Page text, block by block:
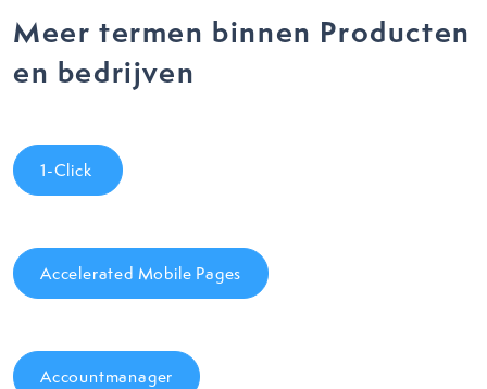
Meer termen binnen Producten
en bedrijven
1-Click
Accelerated Mobile Pages
Accountmanager